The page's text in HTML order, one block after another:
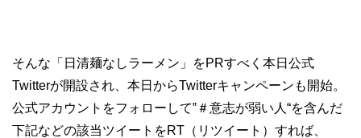
そんな「日清麺なしラーメン」をPRすべく本日公式
Twitterが開設され、本日からTwitterキャンペーンも開始。
公式アカウントをフォローして‟＃意志が弱い人“を含んだ
下記などの該当ツイートをRT（リツイート）すれば、